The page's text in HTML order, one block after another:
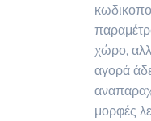
χώρο,
αγορά
μορφές